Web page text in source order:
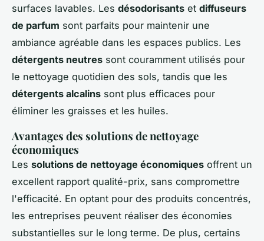
surfaces lavables. Les désodorisants et diffuseurs
de parfum sont parfaits pour maintenir une
ambiance agréable dans les espaces publics. Les
détergents neutres sont couramment utilisés pour
le nettoyage quotidien des sols, tandis que les
détergents alcalins sont plus efficaces pour
éliminer les graisses et les huiles.
Avantages des solutions de nettoyage
économiques
Les solutions de nettoyage économiques offrent un
excellent rapport qualité-prix, sans compromettre
l'efficacité. En optant pour des produits concentrés,
les entreprises peuvent réaliser des économies
substantielles sur le long terme. De plus, certains